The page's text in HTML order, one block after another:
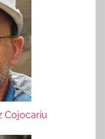
Cojocariu